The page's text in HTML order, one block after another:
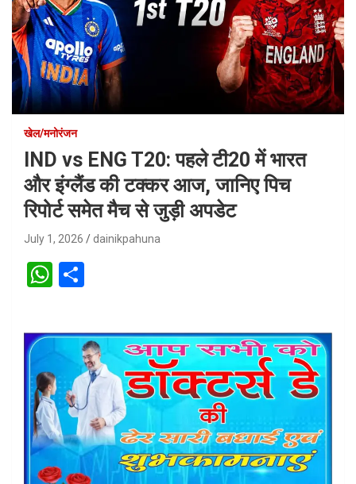
खेल/मनोरंजन
IND vs ENG T20: पहले टी20 में भारत
और इंग्लैंड की टक्कर आज, जानिए पिच
रिपोर्ट समेत मैच से जुड़ी अपडेट
July 1, 2026 dainikpahuna
W
at
s
A
p
p
ar
e